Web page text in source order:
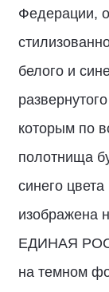
Федерации,
белого и
которым по
полотнища
синего
изображена
ЕДИНАЯ
на темном